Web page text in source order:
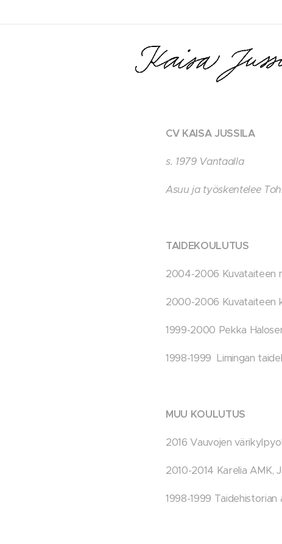
CV KAISA JUSSILA
s. 1979 Vantaalla
Asuu ja työskentelee
TAIDEKOULUTUS
2004-2006 Kuvataiteen
2000-2006 Kuvataiteen
1999-2000 Pekka
1998-1999 Limingan
MUU KOULUTUS
2016 Vauvojen
2010-2014 Karelia AMK,
1998-1999